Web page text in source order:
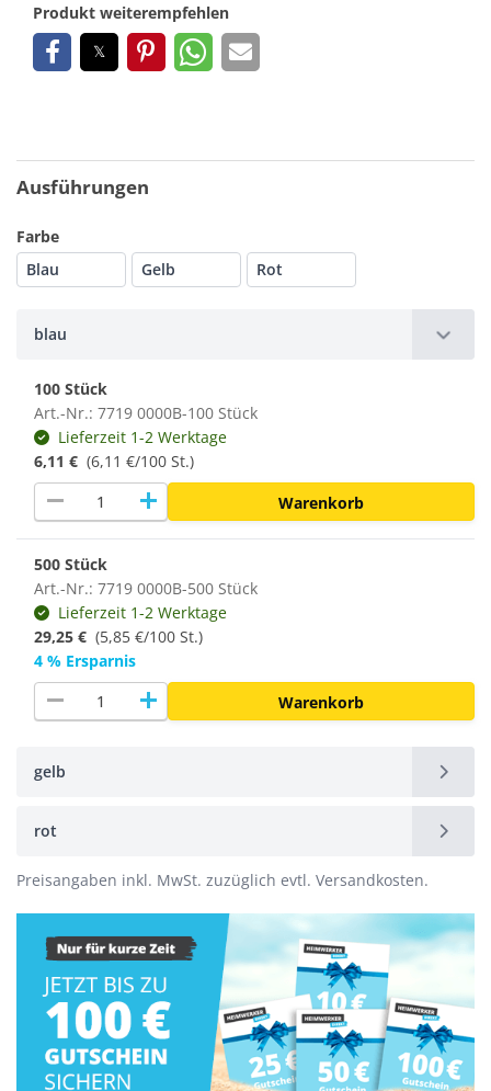
Produkt weiterempfehlen
Ausführungen
Farbe
Blau
Gelb Rot
blau
100 Stück
Art.-Nr.: 7719 0000B-100 Stück
Lieferzeit 1-2 Werktage
6,11 € (6,11 €/100 St.)
remove add Warenkorb
500 Stück
Art.-Nr.: 7719 0000B-500 Stück
Lieferzeit 1-2 Werktage
29,25 € (5,85 €/100 St.)
4 % Ersparnis
remove add Warenkorb
gelb
rot
Preisangaben inkl. MwSt. zuzüglich evtl. Versandkosten.